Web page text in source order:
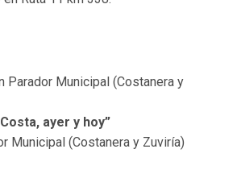
Parador Municipal (Costanera y
ayer y hoy”
Municipal (Costanera y Zuviría)